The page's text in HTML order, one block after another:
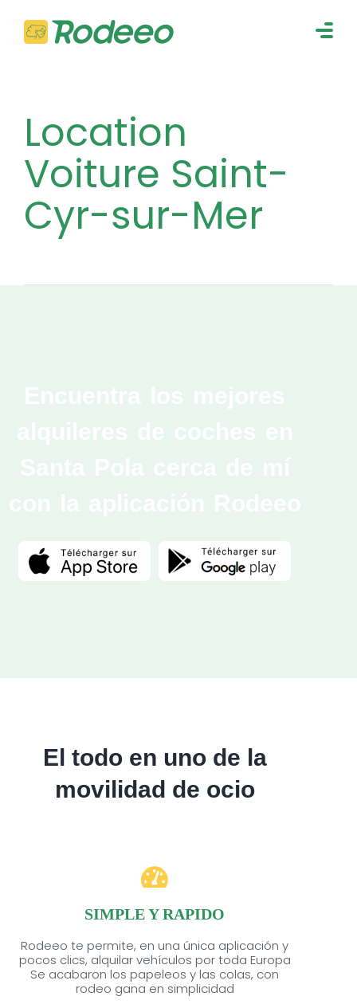
Location
Voiture Saint-
Cyr-sur-Mer
El todo en uno de la
movilidad de ocio
SIMPLE Y RAPIDO
Rodeeo te permite, en una única aplicación y
pocos clics, alquilar vehículos por toda Europa
Se acabaron los papeleos y las colas, con
rodeo gana en simplicidad